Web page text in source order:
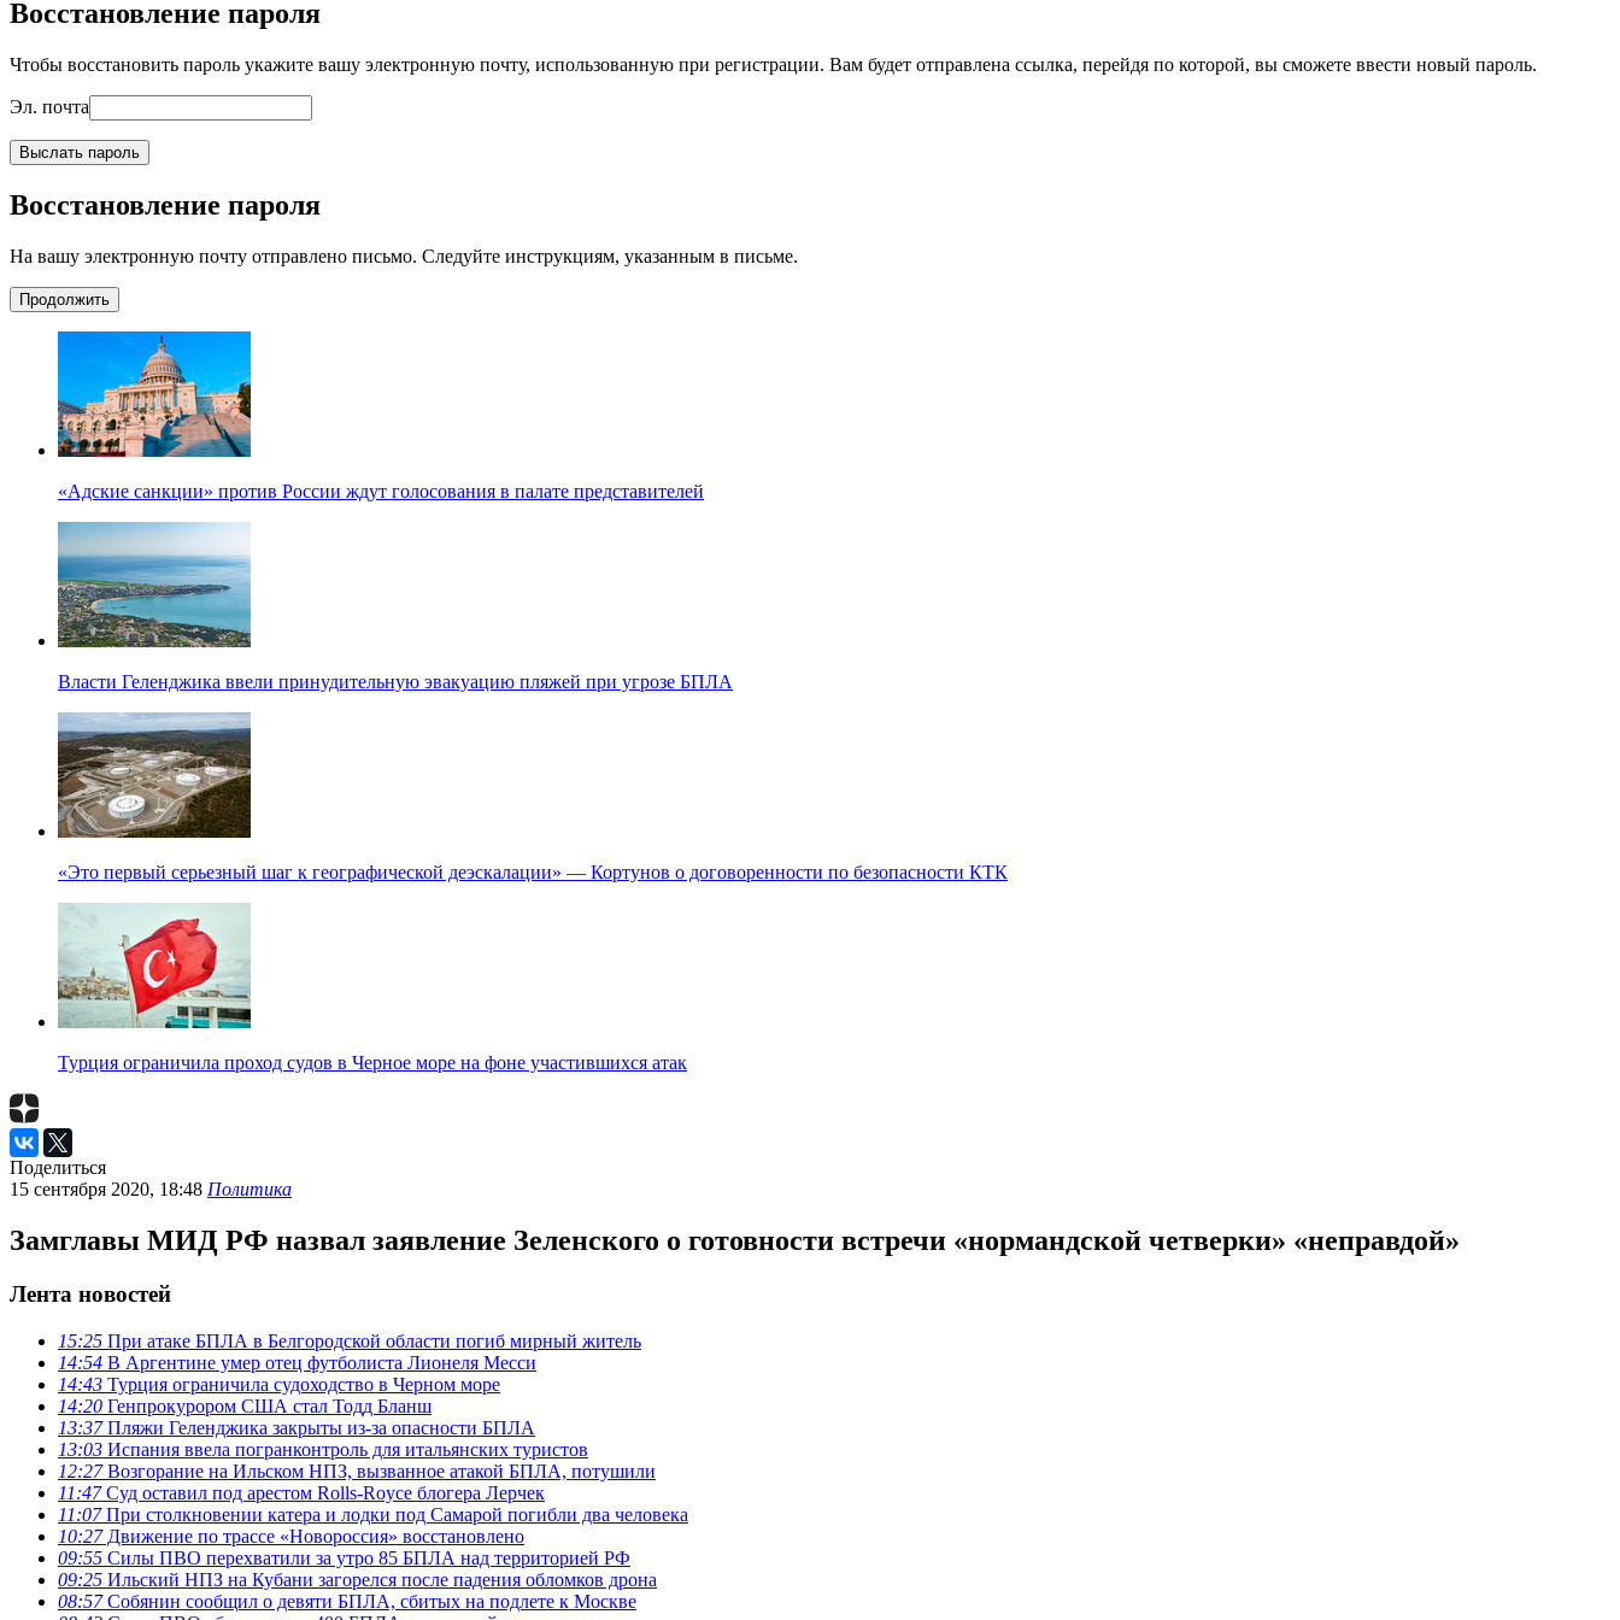
Восстановление пароля
Чтобы восстановить пароль укажите вашу электронную почту, использованную при регистрации. Вам будет отправлена ссылка, перейдя по которой, вы сможете ввести новый пароль.
Эл. почта
Выслать пароль
Восстановление пароля
На вашу электронную почту отправлено письмо. Следуйте инструкциям, указанным в письме.
Продолжить
«Адские санкции» против России ждут голосования в палате представителей
Власти Геленджика ввели принудительную эвакуацию пляжей при угрозе БПЛА
«Это первый серьезный шаг к географической деэскалации» — Кортунов о договоренности по безопасности КТК
Турция ограничила проход судов в Черное море на фоне участившихся атак
Поделиться
15 сентября 2020, 18:48 Политика
Замглавы МИД РФ назвал заявление Зеленского о готовности встречи «нормандской четверки» «неправдой»
Лента новостей
15:25 При атаке БПЛА в Белгородской области погиб мирный житель
14:54 В Аргентине умер отец футболиста Лионеля Месси
14:43 Турция ограничила судоходство в Черном море
14:20 Генпрокурором США стал Тодд Бланш
13:37Пляжи Геленджика закрыты из-за опасности БПЛА
13:03 Испания ввела погранконтроль для итальянских туристов
12:27Возгорание на Ильском НПЗ, вызванное атакой БПЛА, потушили
11:47Суд оставил под арестом Rolls-Royce блогера Лерчек
11:07При столкновении катера и лодки под Самарой погибли два человека
10:27Движение по трассе «Новороссия» восстановлено
09:55 Силы ПВО перехватили за утро 85 БПЛА над территорией РФ
09:25 Ильский НПЗ на Кубани загорелся после падения обломков дрона
08:57Собянин сообщил о девяти БПЛА, сбитых на подлете к Москве